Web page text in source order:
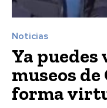
Noticias
Ya
museos
forma